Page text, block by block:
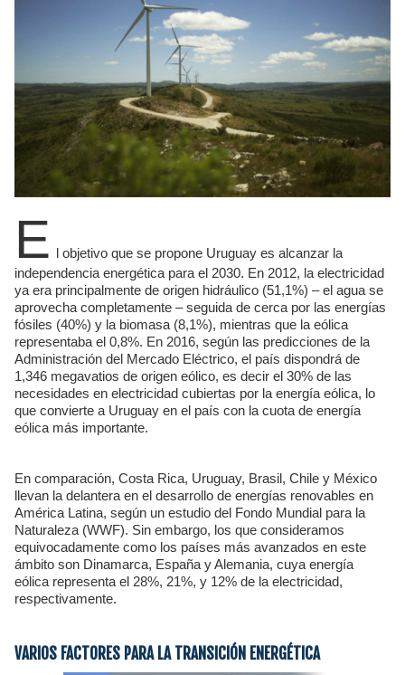
E l objetivo que se propone Uruguay es alcanzar la
independencia energética para el 2030. En 2012, la electricidad
ya era principalmente de origen hidráulico (51,1%) – el agua se
aprovecha completamente – seguida de cerca por las energías
fósiles (40%) y la biomasa (8,1%), mientras que la eólica
representaba el 0,8%. En 2016, según las predicciones de la
Administración del Mercado Eléctrico, el país dispondrá de
1,346 megavatios de origen eólico, es decir el 30% de las
necesidades en electricidad cubiertas por la energía eólica, lo
que convierte a Uruguay en el país con la cuota de energía
eólica más importante.
En comparación, Costa Rica, Uruguay, Brasil, Chile y México
llevan la delantera en el desarrollo de energías renovables en
América Latina, según un estudio del Fondo Mundial para la
Naturaleza (WWF). Sin embargo, los que consideramos
equivocadamente como los países más avanzados en este
ámbito son Dinamarca, España y Alemania, cuya energía
eólica representa el 28%, 21%, y 12% de la electricidad,
respectivamente.
VARIOS FACTORES PARA LA TRANSICIÓN ENERGÉTICA